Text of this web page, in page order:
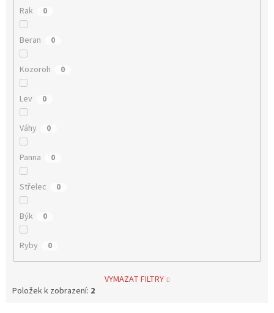
Rak 0
Beran 0
Kozoroh 0
Lev 0
Váhy 0
Panna 0
Střelec 0
Býk 0
Ryby 0
VYMAZAT FILTRY
Položek k zobrazení: 2